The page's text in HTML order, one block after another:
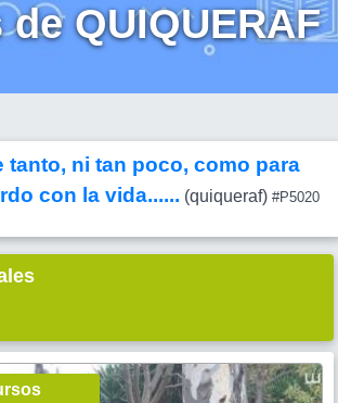
QUIQUERAF
tanto, ni tan poco, como para
con la vida...... (quiqueraf) #P5020